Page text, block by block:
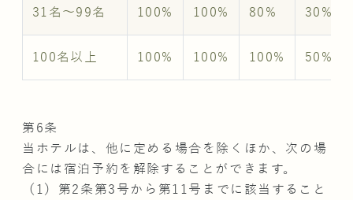
31名～99名 100% 100% 80% 30%
100名以上 100% 100% 100% 50%
第6条
当ホテルは、他に定める場合を除くほか、次の場
合には宿泊予約を解除することができます。
（1）第2条第3号から第11号までに該当すること